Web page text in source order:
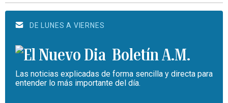
DE LUNES A VIERNES
Boletín A.M.
Las noticias explicadas de forma sencilla y directa para
entender lo más importante del día.